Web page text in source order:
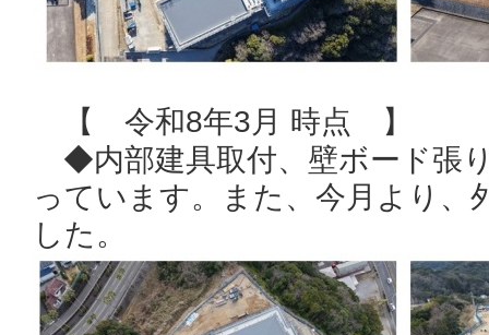
【 令和8年3月 時点 】
◆内部建具取付、壁ボード張
っています。また、今月より、
した。